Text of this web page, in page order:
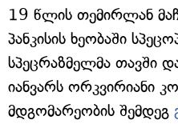
19 წლის თემირლან
პანკისის ხეობაში
სპეცრაზმელმა თავში
იანვარს ორკვირიანი
მდგომარეობის შემდეგ